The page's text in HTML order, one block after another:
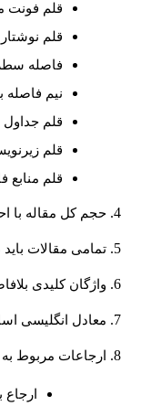
قلم فونت
قلم نوشتار
فاصله سطر
نيم فاصله
قلم جداول
قلم زيرنويس
قلم منابع فارسي 10 و
حجم کل مقاله با احتساب
تمامی مقالات باید
واژگان کلیدی بلافاصله
معادل انگلیسی
ارجاعات مربوط
ارجاع